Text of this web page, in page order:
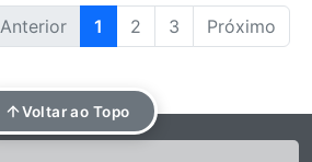
Anterior 1 2 3 Próximo
Voltar ao Topo